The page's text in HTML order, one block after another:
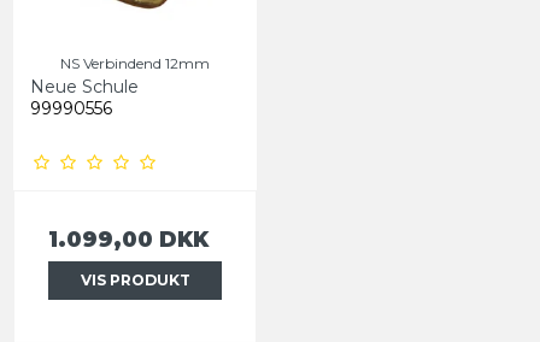
NS Verbindend 12mm
Neue Schule
99990556
1.099,00 DKK
VIS PRODUKT